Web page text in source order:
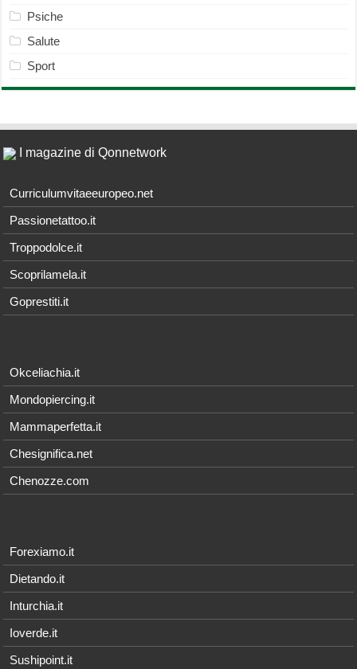
Psiche
Salute
Sport
I magazine di Qonnetwork
Curriculumvitaeeuropeo.net
Passionetattoo.it
Troppodolce.it
Scoprilamela.it
Goprestiti.it
Okceliachia.it
Mondopiercing.it
Mammaperfetta.it
Chesignifica.net
Chenozze.com
Forexiamo.it
Dietando.it
Inturchia.it
Ioverde.it
Sushipoint.it